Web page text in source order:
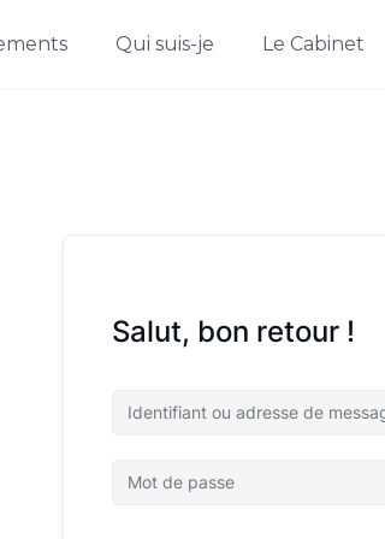
Qui suis-je Le Cabinet
Salut, bon retour !